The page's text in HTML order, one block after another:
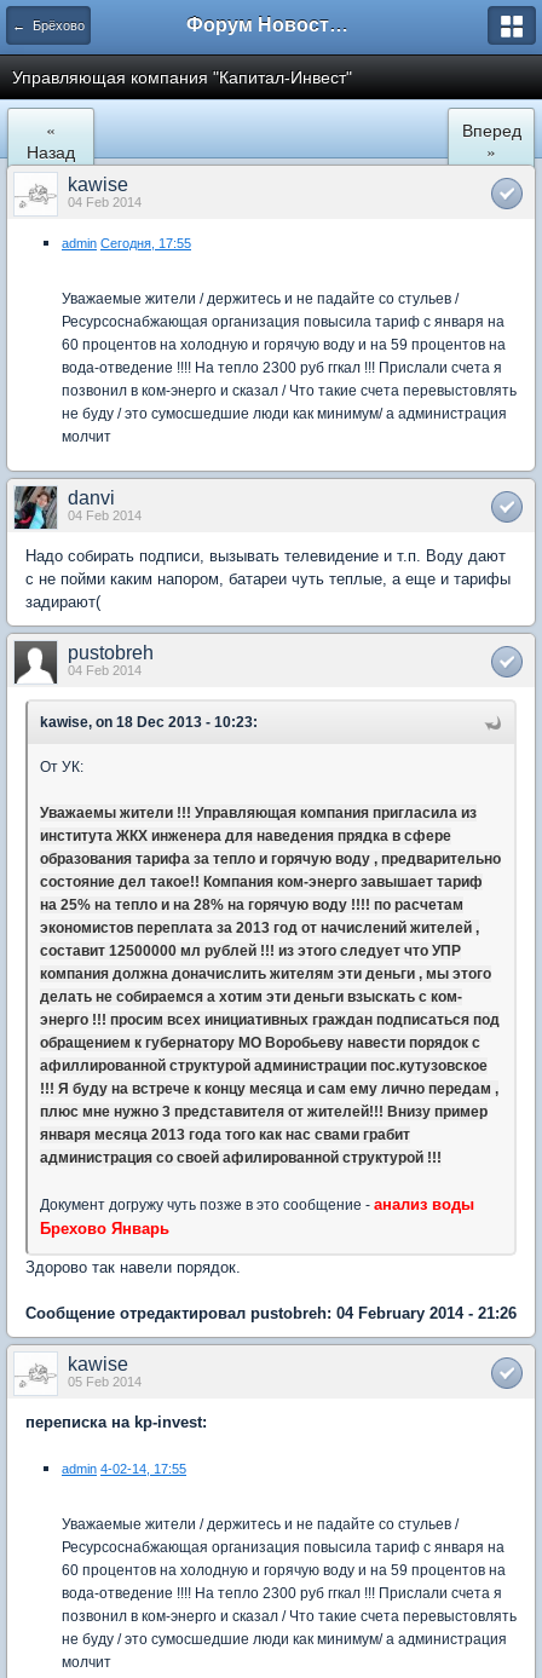
← Брёхово Форум Новостройки
Управляющая компания "Капитал-Инвест"
«
Назад
Вперед
»
kawise
04 Feb 2014
admin Сегодня, 17:55
Уважаемые жители / держитесь и не падайте со стульев /
Ресурсоснабжающая организация повысила тариф с января на
60 процентов на холодную и горячую воду и на 59 процентов на
вода-отведение !!!! На тепло 2300 руб ггкал !!! Прислали счета я
позвонил в ком-энерго и сказал / Что такие счета перевыстовлять
не буду / это сумосшедшие люди как минимум/ а администрация
молчит
danvi
04 Feb 2014
Надо собирать подписи, вызывать телевидение и т.п. Воду дают
с не пойми каким напором, батареи чуть теплые, а еще и тарифы
задирают(
pustobreh
04 Feb 2014
kawise, on 18 Dec 2013 - 10:23:
От УК:
Уважаемы жители !!! Управляющая компания пригласила из
института ЖКХ инженера для наведения прядка в сфере
образования тарифа за тепло и горячую воду , предварительно
состояние дел такое!! Компания ком-энерго завышает тариф
на 25% на тепло и на 28% на горячую воду !!!! по расчетам
экономистов переплата за 2013 год от начислений жителей ,
составит 12500000 мл рублей !!! из этого следует что УПР
компания должна доначислить жителям эти деньги , мы этого
делать не собираемся а хотим эти деньги взыскать с ком-
энерго !!! просим всех инициативных граждан подписаться под
обращением к губернатору МО Воробьеву навести порядок с
афиллированной структурой администрации пос.кутузовское
!!! Я буду на встрече к концу месяца и сам ему лично передам ,
плюс мне нужно 3 представителя от жителей!!! Внизу пример
января месяца 2013 года того как нас свами грабит
администрация со своей афилированной структурой !!!
Документ догружу чуть позже в это сообщение - анализ воды
Брехово Январь
Здорово так навели порядок.
Сообщение отредактировал pustobreh: 04 February 2014 - 21:26
kawise
05 Feb 2014
переписка на kp-invest:
admin 4-02-14, 17:55
Уважаемые жители / держитесь и не падайте со стульев /
Ресурсоснабжающая организация повысила тариф с января на
60 процентов на холодную и горячую воду и на 59 процентов на
вода-отведение !!!! На тепло 2300 руб ггкал !!! Прислали счета я
позвонил в ком-энерго и сказал / Что такие счета перевыстовлять
не буду / это сумосшедшие люди как минимум/ а администрация
молчит